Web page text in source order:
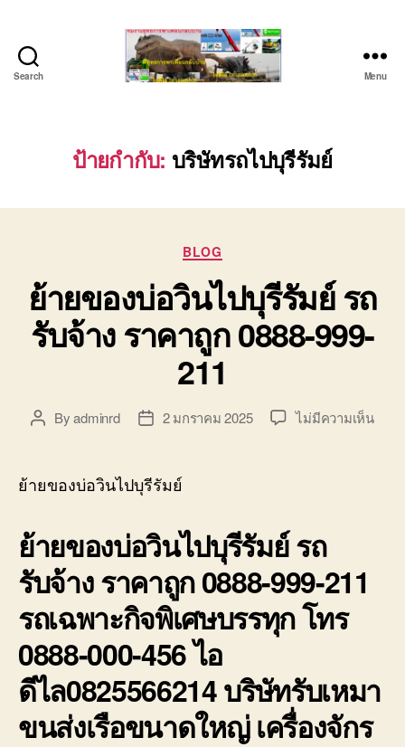
Search
เครื่องจักร
ระยอง
(บริษัท
พาณิชย์
บริการ
รถยก
รถ
รับจ้าง
ใน
เขต
บ่อ
วิน
Menu
ป้ายกำกับ: บริษัทรถไปบุรีรัมย์
Categories
BLOG
ย้ายของบ่อวินไปบุรีรัมย์ รถ
รับจ้าง ราคาถูก 0888-999-
211
PostByadminrd
Post2 มกราคม 2025 ไม่มีความเห็นบน
ย้ายของบ่อวินไปบุรีรัมย์
ย้ายของบ่อวินไปบุรีรัมย์ รถ
รับจ้าง ราคาถูก 0888-999-211
รถเฉพาะกิจพิเศษบรรทุก โทร
0888-000-456 ไอ
ดีไล0825566214 บริษัทรับเหมา
ขนส่งเรือขนาดใหญ่ เครื่องจักร